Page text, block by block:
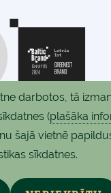
darbotos, tā
(plašāka
šajā vietnē
sīkdatnes.